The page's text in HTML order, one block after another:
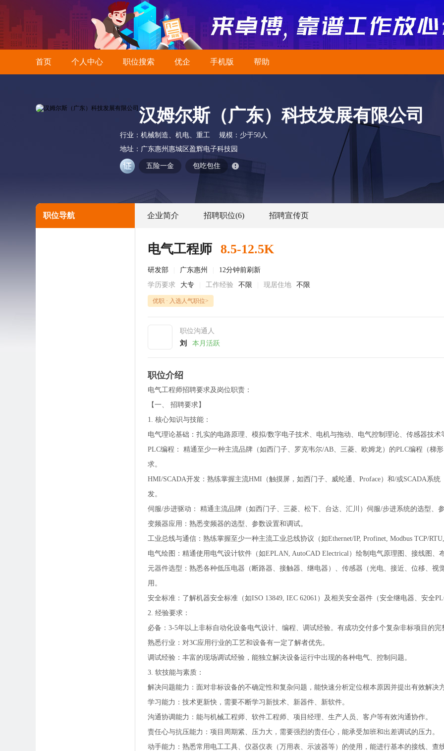
首页 个人中心 职位搜索 优企 手机版 帮助
汉姆尔斯（广东）科技发展有限公司
行业： 机械制造、机电、重工 规模： 少于50人
地址： 广东惠州惠城区盈辉电子科技园
五险一金 包吃包住
职位导航 企业简介 招聘职位(6) 招聘宣传页
电气工程师 8.5-12.5K
研发部 广东惠州
12分钟前刷新
学历要求
大专 工作经验 不限 现居住地 不限
优职 · 入选人气职位>
职位沟通人
刘
本月活跃
职位介绍
电气工程师招聘要求及岗位职责：
【一、 招聘要求】
1. 核心知识与技能：
电气理论基础：扎实的电路原理、模拟/数字电子技术、电机与拖动、电气控制理论、传感器技术
PLC编程： 精通至少一种主流品牌（如西门子、罗克韦尔/AB、三菱、欧姆龙）的PLC编程（梯
求。
HMI/SCADA开发：熟练掌握主流HMI（触摸屏，如西门子、威纶通、Proface）和/或SCADA系统
发。
伺服/步进驱动： 精通主流品牌（如西门子、三菱、松下、台达、汇川）伺服/步进系统的选型、
变频器应用：熟悉变频器的选型、参数设置和调试。
工业总线与通信：熟练掌握至少一种主流工业总线协议（如Ethernet/IP, Profinet, Modbus TCP/
电气绘图：精通使用电气设计软件（如EPLAN, AutoCAD Electrical）绘制电气原理图、接线图
元器件选型：熟悉各种低压电器（断路器、接触器、继电器）、传感器（光电、接近、位移、
用。
安全标准：了解机器安全标准（如ISO 13849, IEC 62061）及相关安全器件（安全继电器、安全
2. 经验要求：
必备：3-5年以上非标自动化设备电气设计、编程、调试经验。有成功交付多个复杂非标项目的完
熟悉行业：对3C应用行业的工艺和设备有一定了解者优先。
调试经验：丰富的现场调试经验，能独立解决设备运行中出现的各种电气、控制问题。
3. 软技能与素质：
解决问题能力：面对非标设备的不确定性和复杂问题，能快速分析定位根本原因并提出有效解决
学习能力：技术更新快，需要不断学习新技术、新器件、新软件。
沟通协调能力：能与机械工程师、软件工程师、项目经理、生产人员、客户等有效沟通协作。
责任心与抗压能力：项目周期紧、压力大，需要强烈的责任心，能承受加班和出差调试的压力。
动手能力：熟悉常用电工工具、仪器仪表（万用表、示波器等）的使用，能进行基本的接线、查